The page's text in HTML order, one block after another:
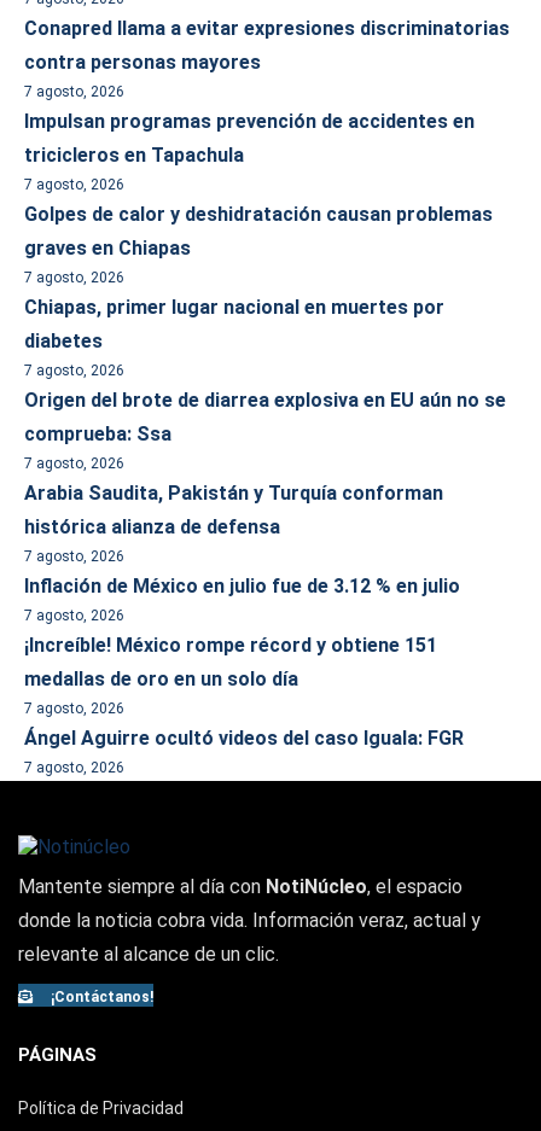
Conapred llama a evitar expresiones discriminatorias
contra personas mayores
7 agosto, 2026
Impulsan programas prevención de accidentes en
tricicleros en Tapachula
7 agosto, 2026
Golpes de calor y deshidratación causan problemas
graves en Chiapas
7 agosto, 2026
Chiapas, primer lugar nacional en muertes por
diabetes
7 agosto, 2026
Origen del brote de diarrea explosiva en EU aún no se
comprueba: Ssa
7 agosto, 2026
Arabia Saudita, Pakistán y Turquía conforman
histórica alianza de defensa
7 agosto, 2026
Inflación de México en julio fue de 3.12 % en julio
7 agosto, 2026
¡Increíble! México rompe récord y obtiene 151
medallas de oro en un solo día
7 agosto, 2026
Ángel Aguirre ocultó videos del caso Iguala: FGR
7 agosto, 2026
Mantente siempre al día con NotiNúcleo, el espacio
donde la noticia cobra vida. Información veraz, actual y
relevante al alcance de un clic.
¡Contáctanos!
PÁGINAS
Política de Privacidad